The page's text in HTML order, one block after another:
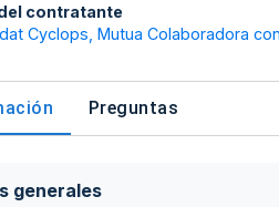
contratante
Cyclops, Mutua Colaboradora
Preguntas
generales